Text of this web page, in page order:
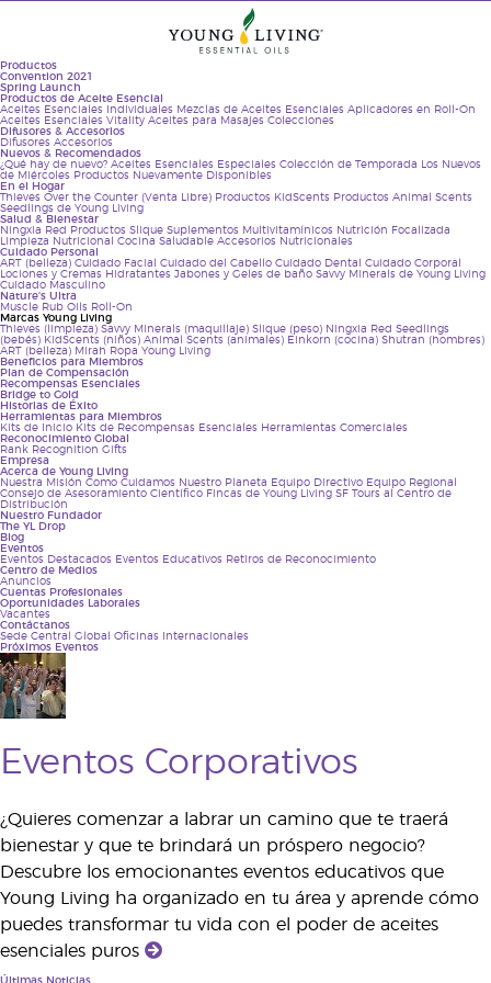
Productos
Convention 2021
Spring Launch
Productos de Aceite Esencial
Aceites Esenciales Individuales Mezclas de Aceites Esenciales Aplicadores en Roll-On
Aceites Esenciales Vitality Aceites para Masajes Colecciones
Difusores & Accesorios
Difusores Accesorios
Nuevos & Recomendados
¿Qué hay de nuevo? Aceites Esenciales Especiales Colección de Temporada
Los Nuevos
de Miércoles Productos Nuevamente Disponibles
En el Hogar
Thieves Over the Counter (Venta Libre) Productos KidScents Productos Animal Scents
Seedlings de Young Living
Salud & Bienestar
Ningxia Red Productos Slique Suplementos Multivitamínicos Nutrición Focalizada
Limpieza Nutricional
Cocina Saludable Accesorios Nutricionales
Cuidado Personal
ART (belleza) Cuidado Facial Cuidado del Cabello Cuidado Dental
Cuidado Corporal
Lociones y Cremas Hidratantes Jabones y Geles de baño Savvy Minerals de Young Living
Cuidado Masculino
Nature's Ultra
Muscle Rub Oils Roll-On
Marcas Young Living
Thieves (limpieza) Savvy Minerals (maquillaje) Slique (peso) Ningxia Red Seedlings
(bebés) KidScents (niños) Animal Scents (animales) Einkorn (cocina) Shutran (hombres)
ART (belleza) Mirah Ropa Young Living
Beneficios para Miembros
Plan de Compensación
Recompensas Esenciales
Bridge to Gold
Historias de Éxito
Herramientas para Miembros
Kits de Inicio Kits de Recompensas Esenciales Herramientas Comerciales
Reconocimiento Global
Rank Recognition Gifts
Empresa
Acerca de Young Living
Nuestra Misión Como Cuidamos Nuestro Planeta Equipo Directivo Equipo Regional
Consejo de Asesoramiento Científico Fincas de Young Living SF Tours al Centro de
Distribución
Nuestro Fundador
The YL Drop
Blog
Eventos
Eventos Destacados Eventos Educativos Retiros de Reconocimiento
Centro de Medios
Anuncios
Cuentas Profesionales
Oportunidades Laborales
Vacantes
Contáctanos
Sede Central Global
Oficinas Internacionales
Próximos Eventos
Eventos Corporativos
¿Quieres comenzar a labrar un camino que te traerá
bienestar y que te brindará un próspero negocio?
Descubre los emocionantes eventos educativos que
Young Living ha organizado en tu área y aprende cómo
puedes transformar tu vida con el poder de aceites
esenciales puros
Últimas Noticias
CompanyAbout Young Living Equipo Regional
Franco
Silva
País, Filipinas
experiencia en
mercadotecnia, administración de canales de
ventas, IT, gestión de proyectos y administración
de la marca. Desde que se unió al equipo de
en 2017, ha liderado una de las campañas de
la compañía. Sus años recientes en Young Living
los ha pasado en el mercado de Asia-Pacífico,
donde ha brindado su liderazgo y supervisión
estratégica a los equipos de la región y ha jugado
un papel clave en el crecimiento de los
mercados de Young Living en Asia. Franco vive
por el estilo de liderazgo auténtico y centrado en